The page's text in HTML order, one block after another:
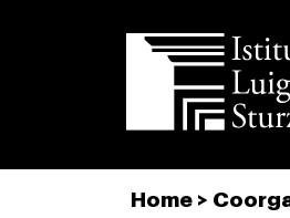
Istituto
Luigi
Home >